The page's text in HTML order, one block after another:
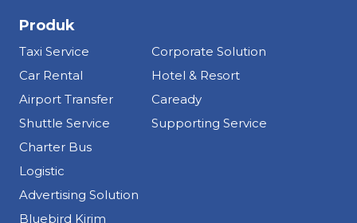
Produk
Taxi Service
Car Rental
Airport Transfer
Shuttle Service
Charter Bus
Logistic
Advertising Solution
Bluebird Kirim
Corporate Solution
Hotel & Resort
Caready
Supporting Service